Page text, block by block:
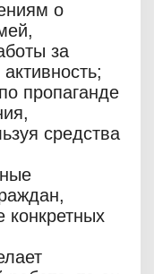
о
за
пропаганде
средства